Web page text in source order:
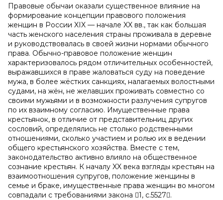
Правовые обычаи оказали существенное влияние на
формирование концепции правового положения
женщин в России XIX — начале XX вв., так как большая
часть женского населения страны проживала в деревне
и руководствовалась в своей жизни нормами обычного
права. Обычно-правовое положение женщин
характеризовалось рядом отличительных особенностей,
выражавшихся в праве жаловаться суду на поведение
мужа, в более жёстких санкциях, налагаемых волостными
судами, на жён, не желавших проживать совместно со
своими мужьями и в возможности разлучения супругов
по их взаимному согласию. Имущественные права
крестьянок, в отличие от представительниц других
сословий, определялись не столько родственными
отношениями, сколько участием и ролью их в ведении
общего крестьянского хозяйства. Вместе с тем,
законодательство активно влияло на общественное
сознание крестьян. К началу XX века взгляды крестьян на
взаимоотношения супругов, положение женщины в
семье и браке, имущественные права женщин во многом
совпадали с требованиями закона 1, с.5527.